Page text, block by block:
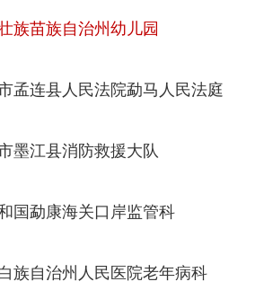
族苗族自治州幼儿园
孟连县人民法院勐马人民法庭
墨江县消防救援大队
国勐康海关口岸监管科
族自治州人民医院老年病科